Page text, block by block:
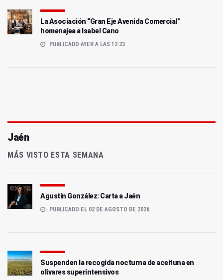
La Asociación “Gran Eje Avenida Comercial”
homenajea a Isabel Cano
PUBLICADO AYER A LAS 12:23
Jaén
MÁS VISTO ESTA SEMANA
Agustín González: Carta a Jaén
PUBLICADO EL 02 DE AGOSTO DE 2026
Suspenden la recogida nocturna de aceituna en
olivares superintensivos